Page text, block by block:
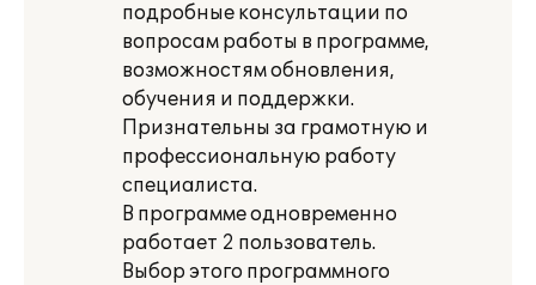
подробные консультации по
вопросам работы в программе,
возможностям обновления,
обучения и поддержки.
Признательны за грамотную и
профессиональную работу
специалиста.
В программе одновременно
работает 2 пользователь.
Выбор этого программного